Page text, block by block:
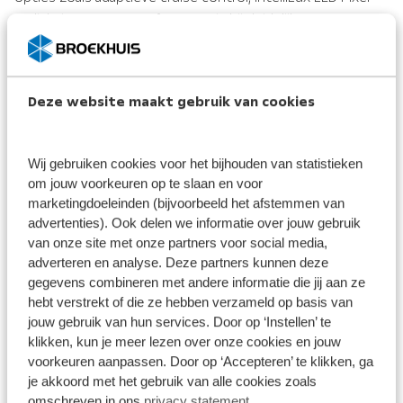
Deze website maakt gebruik van cookies
Wij gebruiken cookies voor het bijhouden van statistieken
om jouw voorkeuren op te slaan en voor
marketingdoeleinden (bijvoorbeeld het afstemmen van
advertenties). Ook delen we informatie over jouw gebruik
van onze site met onze partners voor social media,
adverteren en analyse. Deze partners kunnen deze
gegevens combineren met andere informatie die jij aan ze
hebt verstrekt of die ze hebben verzameld op basis van
jouw gebruik van hun services. Door op ‘Instellen’ te
klikken, kun je meer lezen over onze cookies en jouw
voorkeuren aanpassen. Door op ‘Accepteren’ te klikken, ga
je akkoord met het gebruik van alle cookies zoals
verlichting en een 360° camera, is hij duidelijk
gepositioneerd in het hogere SUV-segment. Ook het
infotainmentsysteem is uitgebreider, met spraakbediening
Met de nieuwe Frontera biedt Opel een mooie toevoeging
aan het SUV-segment, waar de robuuste auto plaats biedt
voor 5 personen of zelfs 7 personen!
— Akshay Parbhoe, Verkoopadviseur Broekhuis Opel
Lelystad
Ruimte en flexibiliteit
DeFronterais verrassend ruim voor zijn segment en biedt